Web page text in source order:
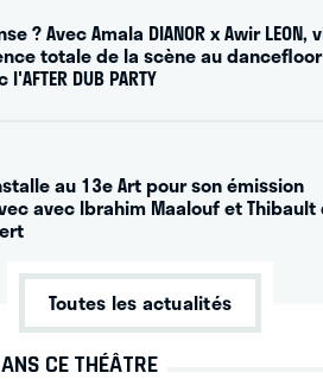
? Avec Amala DIANOR x Awir LEON,
totale de la scène au
DUB PARTY
au 13e Art pour son émission
avec Ibrahim Maalouf et
Toutes les actualités
CE THÉÂTRE